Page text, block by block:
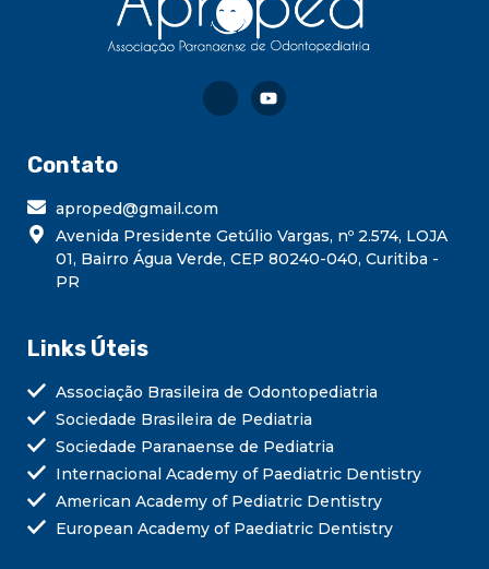
Contato
aproped@gmail.com
Avenida Presidente Getúlio Vargas, nº 2.574, LOJA
01, Bairro Água Verde, CEP 80240-040, Curitiba -
PR
Links Úteis
Associação Brasileira de Odontopediatria
Sociedade Brasileira de Pediatria
Sociedade Paranaense de Pediatria
Internacional Academy of Paediatric Dentistry
American Academy of Pediatric Dentistry
European Academy of Paediatric Dentistry